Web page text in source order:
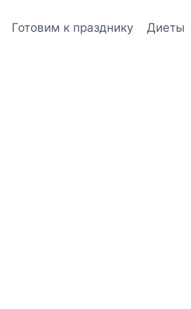
Готовим к празднику Диеты